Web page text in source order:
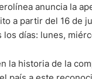
anuncia la
a partir del 16 de
los días: lunes,
la historia de la